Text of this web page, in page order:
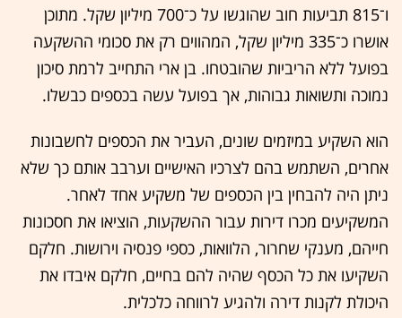
ו־815 תביעות חוב שהוגשו על כ־700 מיליון שקל. מתוכן
אושרו כ־335 מיליון שקל, המהווים רק את סכומי ההשקעה
בפועל ללא הריביות שהובטחו. בן ארי התחייב לרמת סיכון
נמוכה ותשואות גבוהות, אך בפועל עשה בכספים כבשלו.
הוא השקיע במיזמים שונים, העביר את הכספים לחשבונות
אחרים, השתמש בהם לצרכיו האישיים וערבב אותם כך שלא
ניתן היה להבחין בין הכספים של משקיע אחד לאחר.
המשקיעים מכרו דירות עבור ההשקעות, הוציאו את חסכונות
חייהם, מענקי שחרור, הלוואות, כספי פנסיה וירושות. חלקם
השקיעו את כל הכסף שהיה להם בחיים, חלקם איבדו את
היכולת לקנות דירה ולהגיע לרווחה כלכלית.